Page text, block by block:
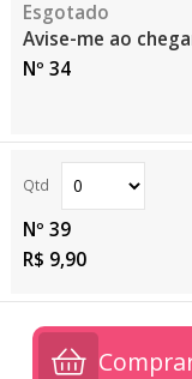
Avise-me ao
Nº 34
Nº 39
R$ 9,90